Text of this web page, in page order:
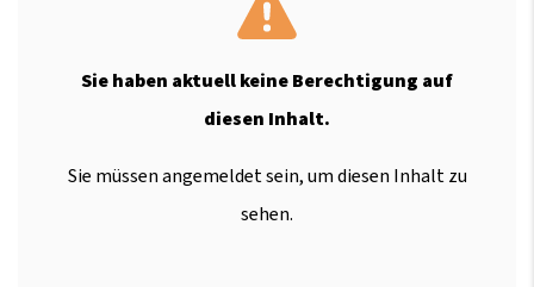
Sie haben aktuell keine Berechtigung auf
diesen Inhalt.
Sie müssen angemeldet sein, um diesen Inhalt zu
sehen.